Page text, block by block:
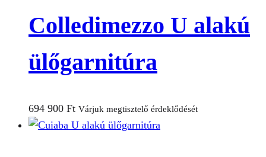
Colledimezzo U alakú
ülőgarnitúra
694 900 Ft Várjuk megtisztelő érdeklődését